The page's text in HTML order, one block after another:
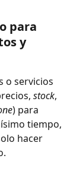
para
y
o servicios
stock,
) para
tiempo,
hacer